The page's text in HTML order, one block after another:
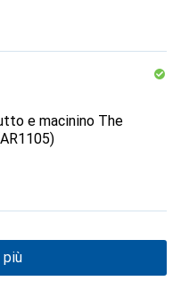
e macinino The
più